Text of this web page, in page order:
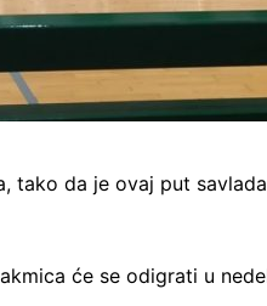
da je ovaj put
će se odigrati u